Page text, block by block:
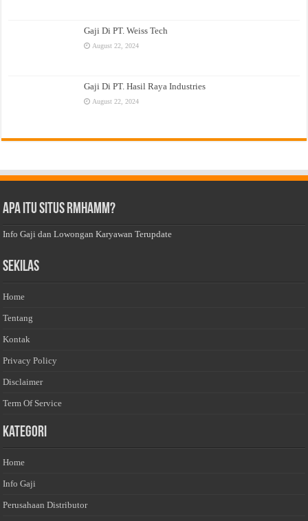
Gaji Di PT. Weiss Tech
August 22, 2024
Gaji Di PT. Hasil Raya Industries
August 22, 2024
Apa Itu Situs Rmhamm?
Info Gaji dan Lowongan Karyawan Terupdate
Sekilas
Home
Tentang
Kontak
Privacy Policy
Disclaimer
Term Of Service
Kategori
Home
Info Gaji
Perusahaan Distributor